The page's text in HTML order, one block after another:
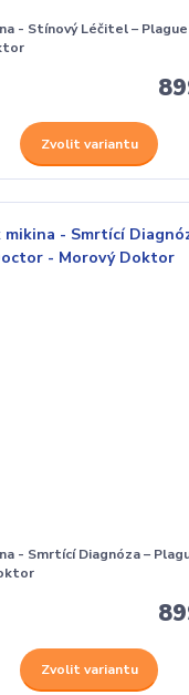
- Stínový Léčitel –
Zvolit variantu
- Smrtící Diagnóza –
Zvolit variantu